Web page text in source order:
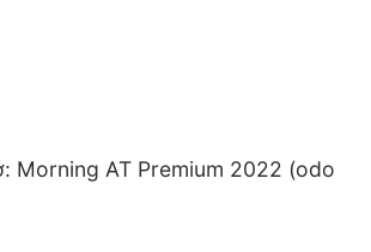
Morning AT Premium 2022 (odo